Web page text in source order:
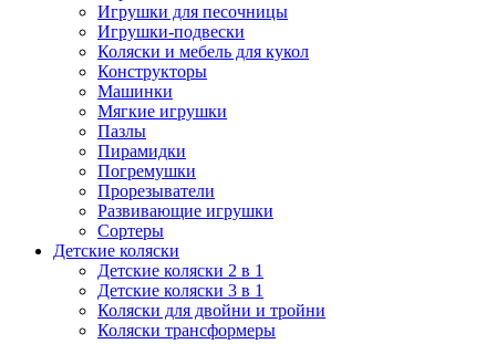
Игрушки для песочницы
Игрушки-подвески
Коляски и мебель для кукол
Конструкторы
Машинки
Мягкие игрушки
Пазлы
Пирамидки
Погремушки
Прорезыватели
Развивающие игрушки
Сортеры
Детские коляски
Детские коляски 2 в 1
Детские коляски 3 в 1
Коляски для двойни и тройни
Коляски трансформеры